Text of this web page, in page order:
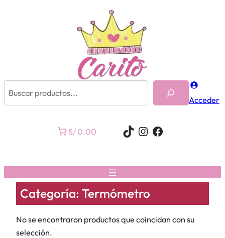
Acceder
S/ 0.00 TikTok
Instagram
Facebook
Categoría: Termómetro
No se encontraron productos que coincidan con su
selección.